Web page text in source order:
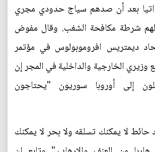
بعد أن صدهم سياج حدودي مجري
شرطة مكافحة الشغب. وقال مفوض
ديمتريس افروموبولوس في مؤتمر
الخارجية والداخلية في المجر إن
إلى أوروبا سوريون "يحتاجون
لا يمكنك تسلقه ولا بحر لا يمكنك